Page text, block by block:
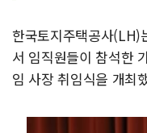
한국토지주택공사(LH)
서 임직원들이 참석한
임 사장 취임식을 개최